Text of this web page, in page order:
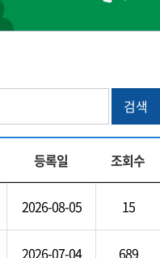
등록일 조회수
2026-08-05 15
2026-07-04 689